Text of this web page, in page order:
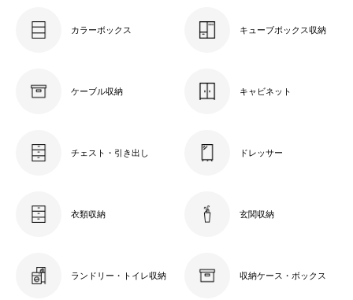
カラーボックス キューブボックス収納
ケーブル収納 キャビネット
チェスト・引き出し ドレッサー
衣類収納 玄関収納
ランドリー・トイレ収納 収納ケース・ボックス